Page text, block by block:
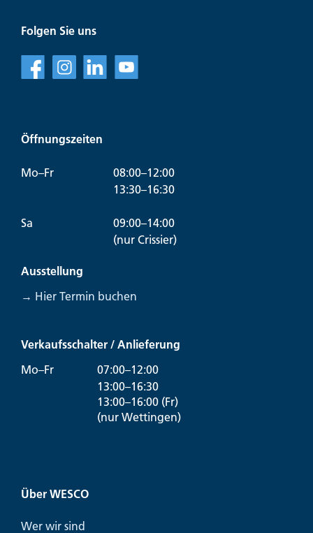
Folgen Sie uns
f l v
Öffnungszeiten
Mo–Fr
08:00–12:00
13:30–16:30
Sa
09:00–14:00
(nur Crissier)
Ausstellung
→ Hier Termin buchen
Verkaufsschalter / Anlieferung
Mo–Fr
07:00–12:00
13:00–16:30
13:00–16:00 (Fr)
(nur Wettingen)
Über WESCO
Wer wir sind